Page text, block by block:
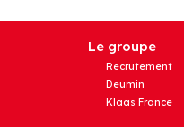
Le groupe
Recrutement
Deumin
Klaas France